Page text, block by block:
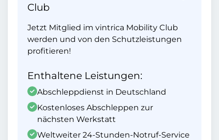
Club
Jetzt Mitglied im vintrica Mobility Club
werden und von den Schutzleistungen
profitieren!
Enthaltene Leistungen:
Abschleppdienst in Deutschland
Kostenloses Abschleppen zur
nächsten Werkstatt
Weltweiter 24-Stunden-Notruf-Service